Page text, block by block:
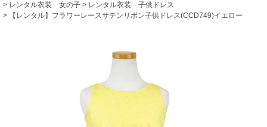
小物・アクセ パニエ
発表会・コンクール
舞台で輝くステージ衣装
結婚式
フラワーガール・リングボーイ・ゲ
02 サイズの選び方
測り方と目安
レンタルのご案内
実店舗 つくば店
レンタル衣装 女の子
レンタル衣装 子供ドレス
【レンタル】フラワーレースサテンリボン子供ドレス(CCD749)イエロー